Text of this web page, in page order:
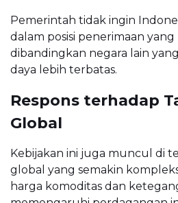
Pemerintah tidak ingin
dalam posisi penerimaan
dibandingkan negara lain
daya lebih terbatas.
Respons terhadap
Global
Kebijakan ini juga muncul di
global yang semakin
harga komoditas dan